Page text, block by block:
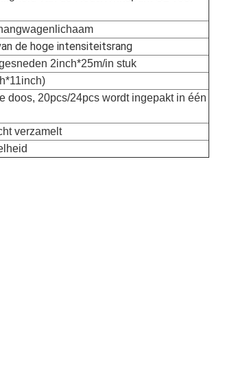
de hoge intensiteitsrang
2inch*25m/in stuk
doos, 20pcs/24pcs wordt ingepakt in één
verzamelt